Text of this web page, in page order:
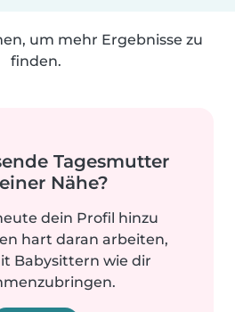
um mehr Ergebnisse zu
finden.
Tagesmutter
Nähe?
dein Profil hinzu
hart daran arbeiten,
Babysittern wie dir